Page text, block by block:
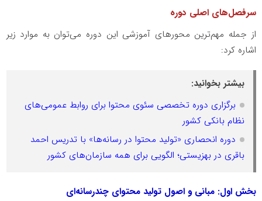
سرفصل‌های اصلی دوره
از جمله مهم‌ترین محورهای آموزشی این دوره می‌توان به موارد زیر
اشاره کرد:
بیشتر بخوانید:
برگزاری دوره تخصصی سئوی محتوا برای روابط عمومی‌های
نظام بانکی کشور
دوره انحصاری «تولید محتوا در رسانه‌ها» با تدریس احمد
باقری در بهزیستی؛ الگویی برای همه سازمان‌های کشور
بخش اول: مبانی و اصول تولید محتوای چندرسانه‌ای